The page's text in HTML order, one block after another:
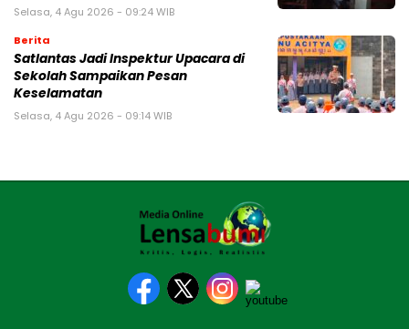
Selasa, 4 Agu 2026 - 09:24 WIB
Berita
Satlantas Jadi Inspektur Upacara di
Sekolah Sampaikan Pesan
Keselamatan
Selasa, 4 Agu 2026 - 09:14 WIB